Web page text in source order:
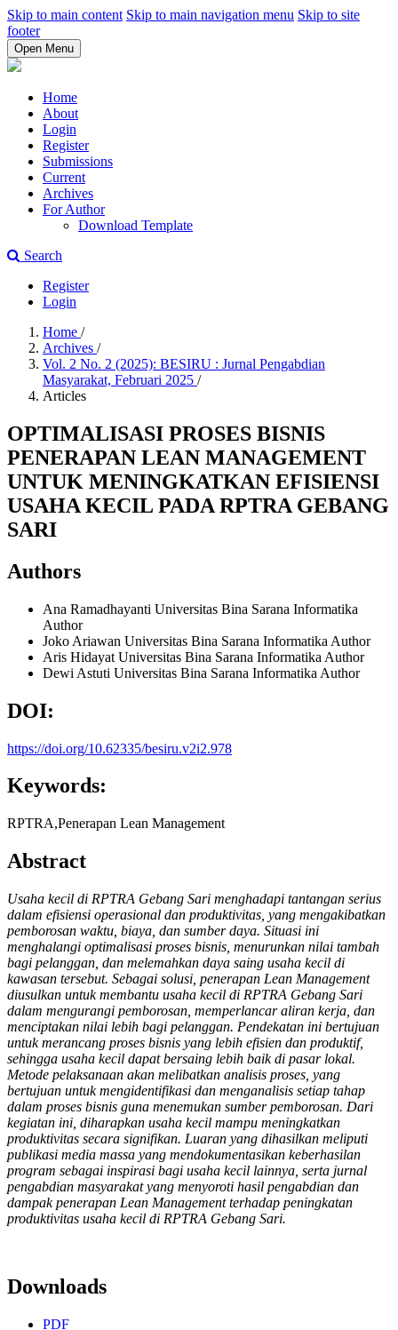
Skip to main content Skip to main navigation menu Skip to site
footer
Open Menu
Home
About
Login
Register
Submissions
Current
Archives
For Author
Download Template
Search
Register
Login
Home /
Archives /
Vol. 2 No. 2 (2025): BESIRU : Jurnal Pengabdian
Masyarakat, Februari 2025 /
Articles
OPTIMALISASI PROSES BISNIS
PENERAPAN LEAN MANAGEMENT
UNTUK MENINGKATKAN EFISIENSI
USAHA KECIL PADA RPTRA GEBANG
SARI
Authors
Ana Ramadhayanti Universitas Bina Sarana Informatika
Author
Joko Ariawan Universitas Bina Sarana Informatika Author
Aris Hidayat Universitas Bina Sarana Informatika Author
Dewi Astuti Universitas Bina Sarana Informatika Author
DOI:
https://doi.org/10.62335/besiru.v2i2.978
Keywords:
RPTRA,Penerapan Lean Management
Abstract
Usaha kecil di RPTRA Gebang Sari menghadapi tantangan serius
dalam efisiensi operasional dan produktivitas, yang mengakibatkan
pemborosan waktu, biaya, dan sumber daya. Situasi ini
menghalangi optimalisasi proses bisnis, menurunkan nilai tambah
bagi pelanggan, dan melemahkan daya saing usaha kecil di
kawasan tersebut. Sebagai solusi, penerapan Lean Management
diusulkan untuk membantu usaha kecil di RPTRA Gebang Sari
dalam mengurangi pemborosan, memperlancar aliran kerja, dan
menciptakan nilai lebih bagi pelanggan. Pendekatan ini bertujuan
untuk merancang proses bisnis yang lebih efisien dan produktif,
sehingga usaha kecil dapat bersaing lebih baik di pasar lokal.
Metode pelaksanaan akan melibatkan analisis proses, yang
bertujuan untuk mengidentifikasi dan menganalisis setiap tahap
dalam proses bisnis guna menemukan sumber pemborosan. Dari
kegiatan ini, diharapkan usaha kecil mampu meningkatkan
produktivitas secara signifikan. Luaran yang dihasilkan meliputi
publikasi media massa yang mendokumentasikan keberhasilan
program sebagai inspirasi bagi usaha kecil lainnya, serta jurnal
pengabdian masyarakat yang menyoroti hasil pengabdian dan
dampak penerapan Lean Management terhadap peningkatan
produktivitas usaha kecil di RPTRA Gebang Sari.
Downloads
PDF